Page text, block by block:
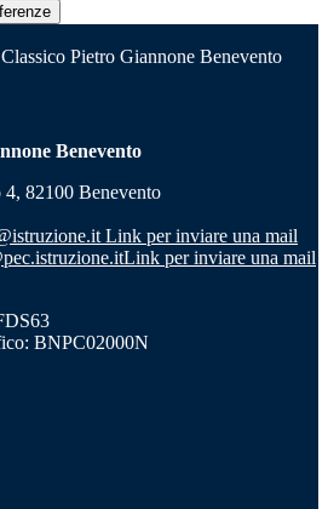
Pietro Giannone Benevento
Benevento
82100 Benevento
Link per inviare una mail
Link per inviare una mail
BNPC02000N